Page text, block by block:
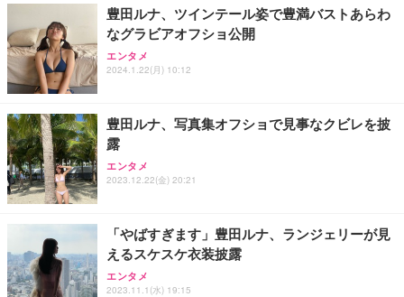
豊田ルナ、ツインテール姿で豊満バストあらわ
なグラビアオフショ公開
エンタメ
2024.1.22(月) 10:12
豊田ルナ、写真集オフショで見事なクビレを披
露
エンタメ
2023.12.22(金) 20:21
「やばすぎます」豊田ルナ、ランジェリーが見
えるスケスケ衣装披露
エンタメ
2023.11.1(水) 19:15